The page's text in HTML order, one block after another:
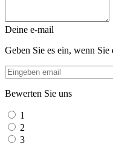
Deine e-mail
Geben Sie es ein, wenn
Bewerten Sie uns
1
2
3